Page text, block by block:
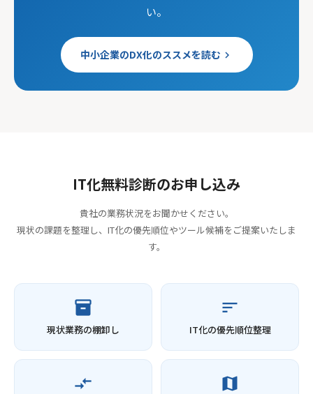
い。
中小企業のDX化のススメを読む keyboard_arrow_right
IT化無料診断のお申し込み
貴社の業務状況をお聞かせください。
現状の課題を整理し、IT化の優先順位やツール候補をご提案いたしま
す。
inventory_2
現状業務の棚卸し
sort
IT化の優先順位整理
compare_arrows map